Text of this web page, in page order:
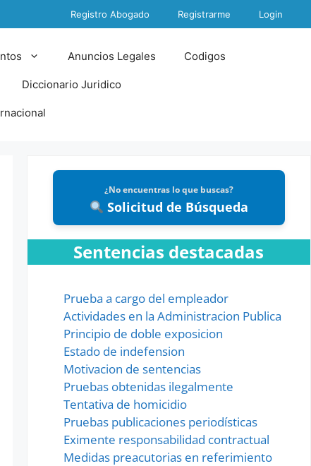
Registro Abogado Registrarme Login
Anuncios Legales Codigos
Diccionario Juridico
¿No encuentras lo que buscas?
Solicitud de Búsqueda
Sentencias destacadas
Prueba a cargo del empleador
Actividades en la Administracion Publica
Principio de doble exposicion
Estado de indefension
Motivacion de sentencias
Pruebas obtenidas ilegalmente
Tentativa de homicidio
Pruebas publicaciones periodísticas
Eximente responsabilidad contractual
Medidas preacutorias en referimiento